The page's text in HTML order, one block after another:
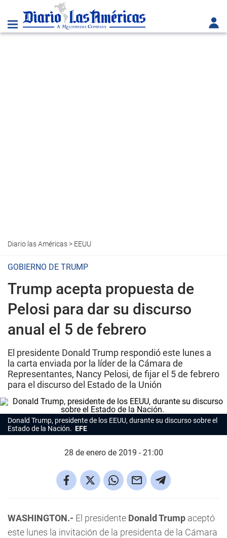
Diario las Américas> EEUU
GOBIERNO DE TRUMP
Trump acepta propuesta de
Pelosi para dar su discurso
anual el 5 de febrero
El presidente Donald Trump respondió este lunes a
la carta enviada por la líder de la Cámara de
Representantes, Nancy Pelosi, de fijar el 5 de febrero
para el discurso del Estado de la Unión
Donald Trump, presidente de los EEUU, durante su discurso sobre el
Estado de la Nación. EFE
28 de enero de 2019 - 21:00
WASHINGTON.- El presidente Donald Trump aceptó
este lunes la invitación de la presidenta de la Cámara